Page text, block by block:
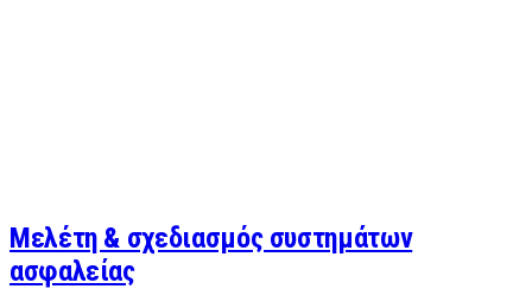
Μελέτη & σχεδιασμός συστημάτων
ασφαλείας